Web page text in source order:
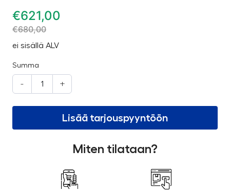
€621,00
€680,00
ei sisällä ALV
Summa
- +
Lisää tarjouspyyntöön
Miten tilataan?